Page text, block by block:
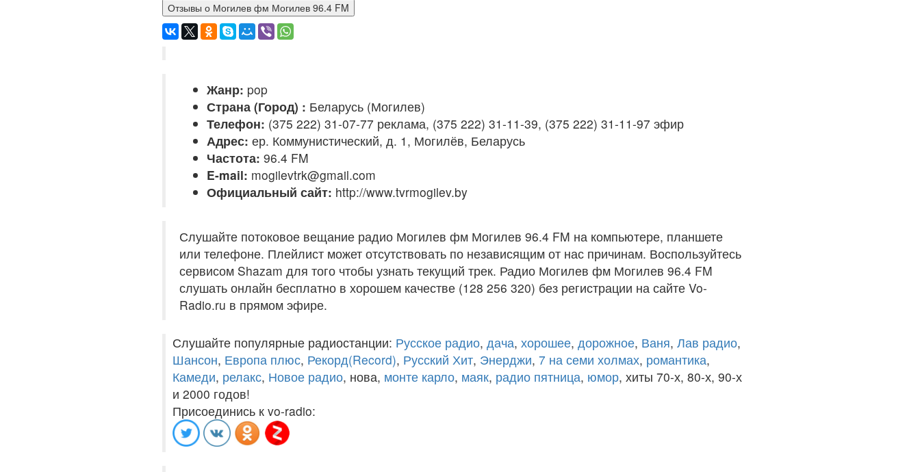
Отзывы о Могилев фм Могилев 96.4 FM
Жанр: pop
Страна (Город) : Беларусь (Могилев)
Телефон: (375 222) 31-07-77 реклама, (375 222) 31-11-39, (375 222) 31-11-97 эфир
Адрес: ер. Коммунистический, д. 1, Могилёв, Беларусь
Частота: 96.4 FM
E-mail: mogilevtrk@gmail.com
Официальный сайт: http://www.tvrmogilev.by
Слушайте потоковое вещание радио Могилев фм Могилев 96.4 FM на компьютере, планшете
или телефоне. Плейлист может отсутствовать по независящим от нас причинам. Воспользуйтесь
сервисом Shazam для того чтобы узнать текущий трек. Радио Могилев фм Могилев 96.4 FM
слушать онлайн бесплатно в хорошем качестве (128 256 320) без регистрации на сайте Vo-
Radio.ru в прямом эфире.
Слушайте популярные радиостанции: Русское радио, дача, хорошее, дорожное, Ваня, Лав радио,
Шансон, Европа плюс, Рекорд(Record), Русский Хит, Энерджи, 7 на семи холмах, романтика,
Камеди, релакс, Новое радио, нова, монте карло, маяк, радио пятница, юмор, хиты 70-х, 80-х, 90-х
и 2000 годов!
Присоединись к vo-radio: